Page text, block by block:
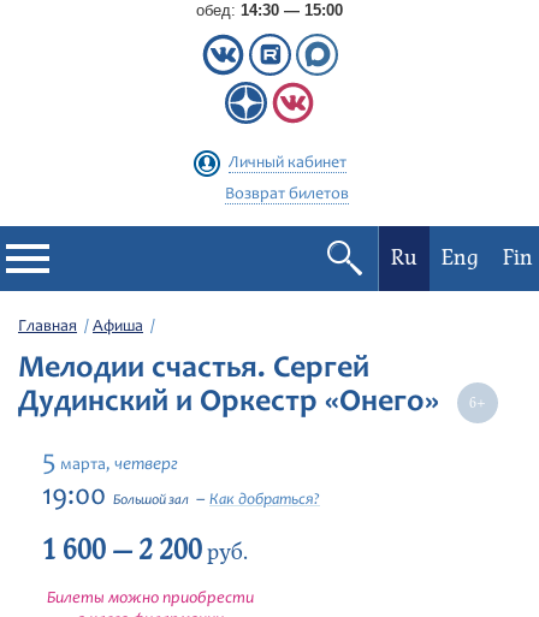
обед: 14:30 — 15:00
Личный кабинет
Возврат билетов
Филармония
Афиша
Фестивали
Абонементы
Ru Eng Fin
Главная Афиша
Мелодии счастья. Сергей
Дудинский и Оркестр «Онего»
5 марта, четверг
19:00 Большой зал Как добраться?
1 600 — 2 200руб.
Билеты можно приобрести